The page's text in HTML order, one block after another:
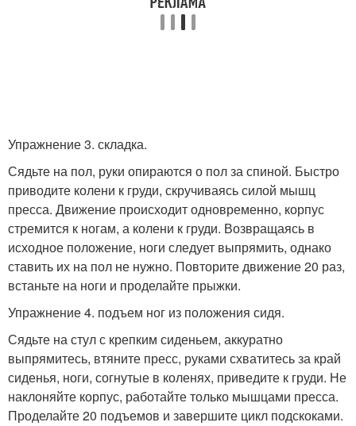
Упражнение 3. складка.
Сядьте на пол, руки опираются о пол за спиной. Быстро
приводите колени к груди, скручиваясь силой мышц
пресса. Движение происходит одновременно, корпус
стремится к ногам, а колени к груди. Возвращаясь в
исходное положение, ноги следует выпрямить, однако
ставить их на пол не нужно. Повторите движение 20 раз,
встаньте на ноги и проделайте прыжки.
Упражнение 4. подъем ног из положения сидя.
Сядьте на стул с крепким сиденьем, аккуратно
выпрямитесь, втяните пресс, руками схватитесь за край
сиденья, ноги, согнутые в коленях, приведите к груди. Не
наклоняйте корпус, работайте только мышцами пресса.
Проделайте 20 подъемов и завершите цикл подскоками.